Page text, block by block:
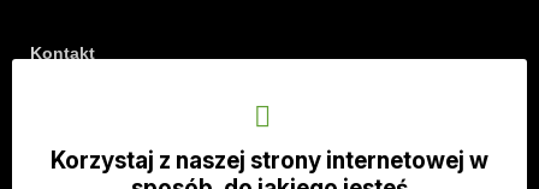
Kontakt
E-mail: info@imothep.cz
Korzystaj z naszej strony internetowej w